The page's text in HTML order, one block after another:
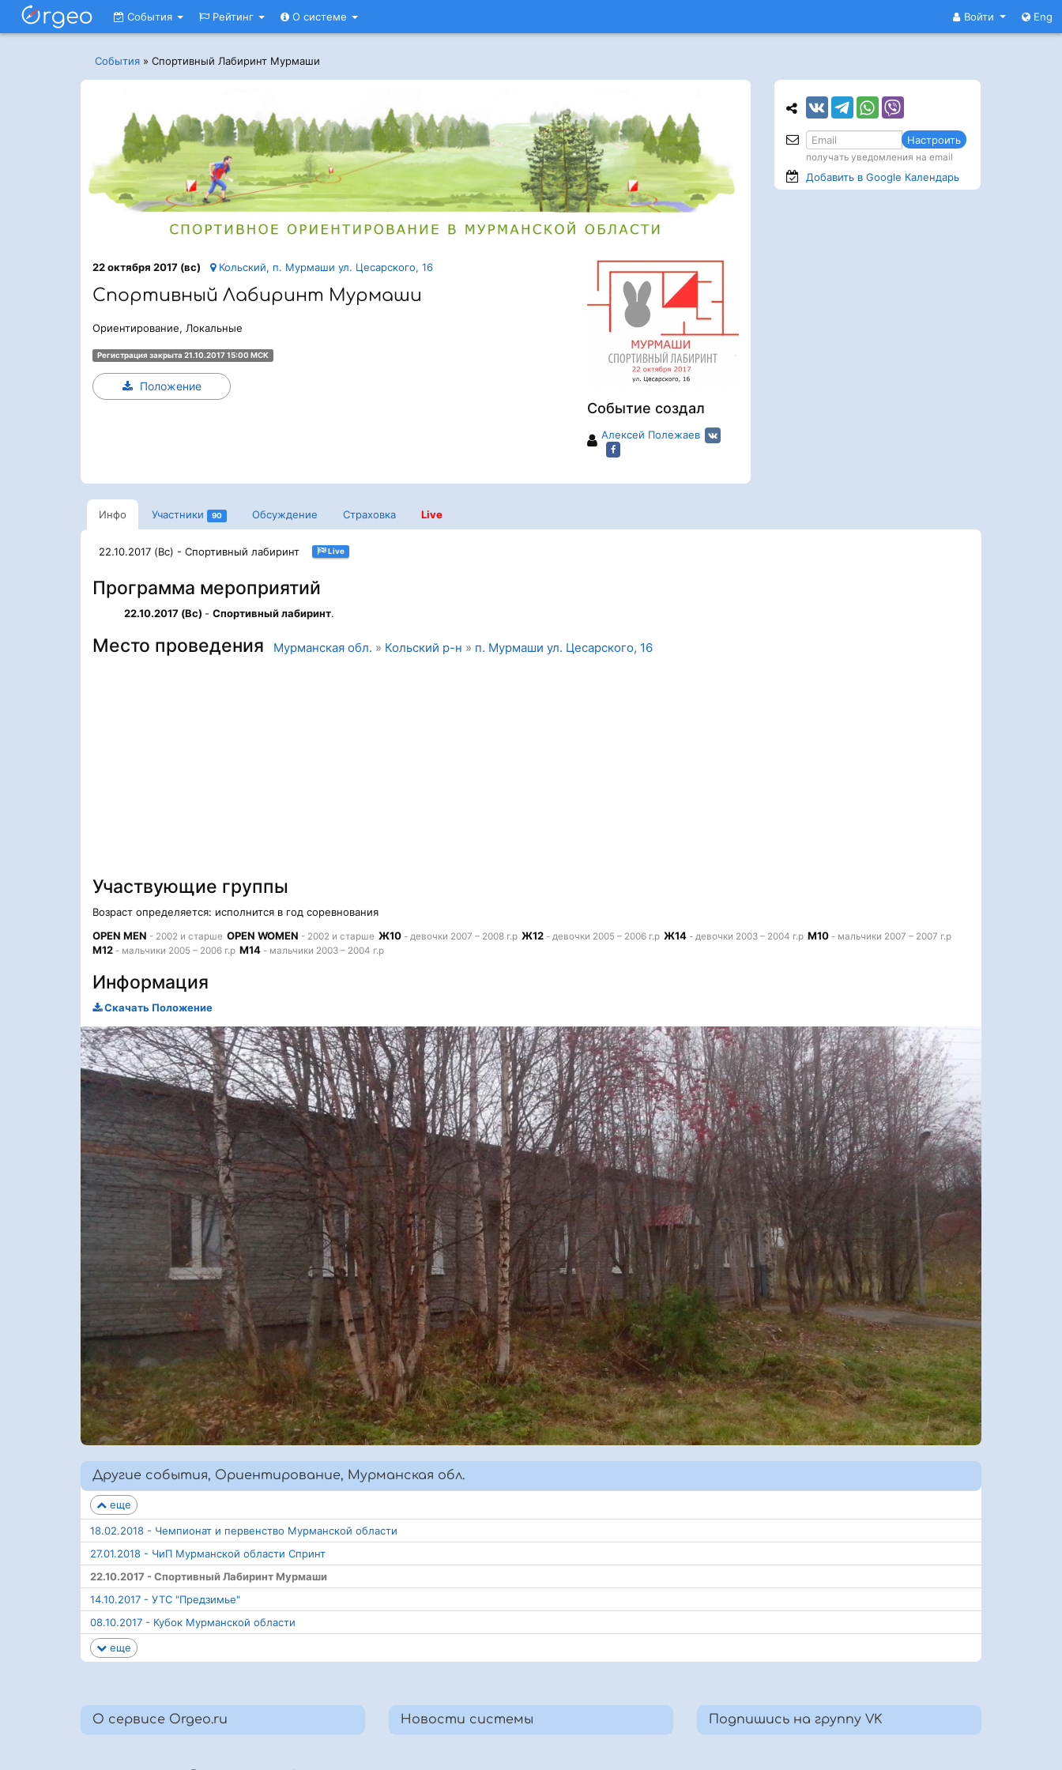
Войти Eng
События Рейтинг О системе
События » Спортивный Лабиринт Мурмаши
Событие создал
Алексей Полежаев
22 октября 2017 (вс) Кольский, п. Мурмаши ул. Цесарского, 16
Спортивный Лабиринт Мурмаши
Ориентирование, Локальные
Регистрация закрыта 21.10.2017 15:00 МСК
Положение
Инфо Участники 90 Обсуждение Страховка Live
22.10.2017 (Вс) - Спортивный лабиринт Live
Программа мероприятий
22.10.2017 (Вс) - Спортивный лабиринт.
Место проведения Мурманская обл. » Кольский р-н » п. Мурмаши ул. Цесарского, 16
Участвующие группы
Возраст определяется: исполнится в год соревнования
OPEN MEN - 2002 и старше OPEN WOMEN - 2002 и старше Ж10 - девочки 2007 – 2008 г.р Ж12 - девочки 2005 – 2006 г.р Ж14 - девочки 2003 – 2004 г.р М10 - мальчики 2007 – 2007 г.р
М12 - мальчики 2005 – 2006 г.р М14 - мальчики 2003 – 2004 г.р
Информация
Скачать Положение
Другие события, Ориентирование, Мурманская обл.
еще
18.02.2018 - Чемпионат и первенство Мурманской области
27.01.2018 - ЧиП Мурманской области Спринт
22.10.2017 - Спортивный Лабиринт Мурмаши
14.10.2017 - УТС "Предзимье"
08.10.2017 - Кубок Мурманской области
еще
Настроить
получать уведомления на email
Добавить в Google Календарь
О сервисе Orgeo.ru Новости системы Подпишись на группу VK